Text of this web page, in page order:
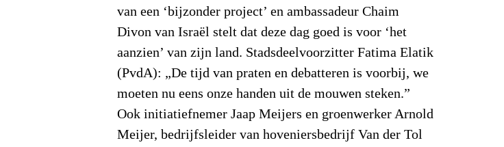
van een ‘bijzonder project’ en ambassadeur Chaim
Divon van Israël stelt dat deze dag goed is voor ‘het
aanzien’ van zijn land. Stadsdeelvoorzitter Fatima Elatik
(PvdA): „De tijd van praten en debatteren is voorbij, we
moeten nu eens onze handen uit de mouwen steken.”
Ook initiatiefnemer Jaap Meijers en groenwerker Arnold
Meijer, bedrijfsleider van hoveniersbedrijf Van der Tol